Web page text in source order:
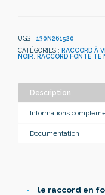
UGS : 130N261520
CATÉGORIES : RACCORD À
NOIR RACCORD FONTE TE
Description
Informations
Documentation
le raccord en